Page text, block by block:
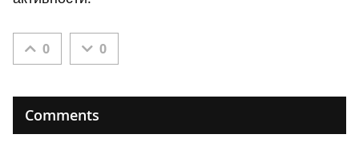
0 0
Comments